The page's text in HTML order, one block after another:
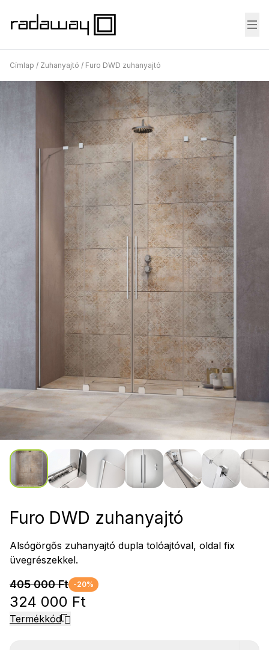
Címlap / Zuhanyajtó / Furo DWD zuhanyajtó
Furo DWD zuhanyajtó
Alsógörgős zuhanyajtó dupla tolóajtóval, oldal fix
üvegrészekkel.
405 000 Ft -20%
324 000 Ft
Termékkód